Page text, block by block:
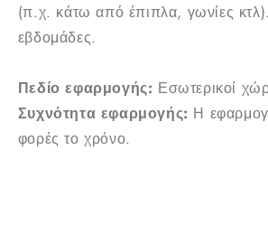
(π.χ. κάτω από έπιπλα, γωνίες
εβδομάδες.
Πεδίο εφαρμογής: Εσωτερικοί
Συχνότητα εφαρμογής: Η
φορές το χρόνο.